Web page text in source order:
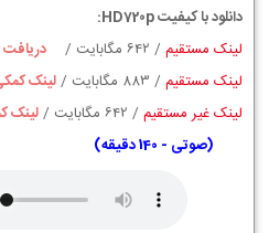
دانلود با کیفیت HD720p:
لینک مستقیم /
642 مگابایت /
دریافت
لینک مستقیم /
883 مگابایت /لینک
لینک غیر مستقیم /
642 مگابایت /لینک
(صوتی - 140 دقیقه)